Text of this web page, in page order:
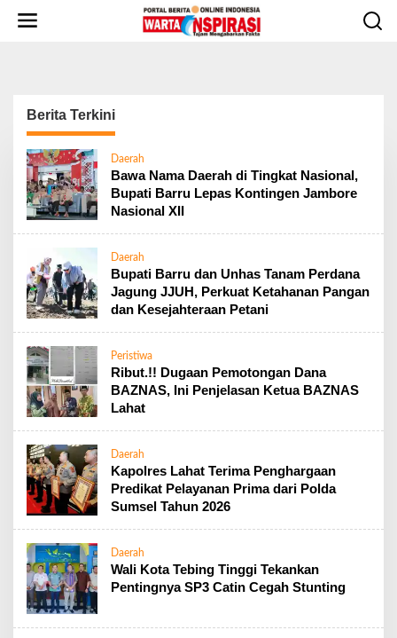
Berita Terkini
W
a
r
t
a
p
i
r
a
Daerah
Bawa Nama Daerah di Tingkat Nasional,
Bupati Barru Lepas Kontingen Jambore
Nasional XII
Daerah
Bupati Barru dan Unhas Tanam Perdana
Jagung JJUH, Perkuat Ketahanan Pangan
dan Kesejahteraan Petani
Peristiwa
Ribut.!! Dugaan Pemotongan Dana
BAZNAS, Ini Penjelasan Ketua BAZNAS
Lahat
Daerah
Kapolres Lahat Terima Penghargaan
Predikat Pelayanan Prima dari Polda
Sumsel Tahun 2026
Daerah
Wali Kota Tebing Tinggi Tekankan
Pentingnya SP3 Catin Cegah Stunting